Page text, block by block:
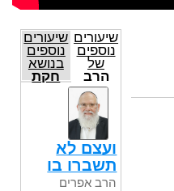
שיעורים
נוספים
של
הרב
אפרים
רובינשטיין
שיעורים
נוספים
בנושא
חקת
ועצם לא
תשברו בו
הרב אפרים